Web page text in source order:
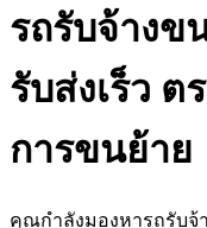
รถรับจ้าง
รับส่งเร็ว ต
การขนย้าย
คุณกำลังมองหารถรับจ้